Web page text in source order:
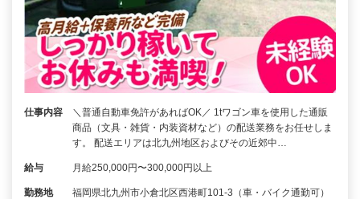
仕事内容
＼普通自動車免許があればOK／ 1tワゴン車を使用した通販
商品（文具・雑貨・内装資材など）の配送業務をお任せしま
す。 配送エリアは北九州地区およびその近郊中…
給与 月給250,000円〜300,000円以上
勤務地 福岡県北九州市小倉北区西港町101-3（車・バイク通勤可）